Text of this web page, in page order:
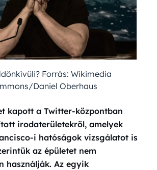
Forrás: Wikimedia
Daniel Oberhaus
kapott a Twitter-központban
irodaterületekről, amelyek
i hatóságok vizsgálatot is
az épületet nem
használják. Az egyik